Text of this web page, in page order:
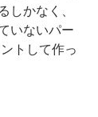
しかなく、
いないパー
トして作っ